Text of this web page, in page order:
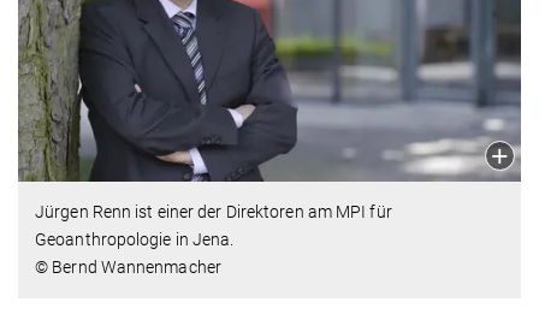
Jürgen Renn ist einer der Direktoren am MPI für
Geoanthropologie in Jena.
© Bernd Wannenmacher